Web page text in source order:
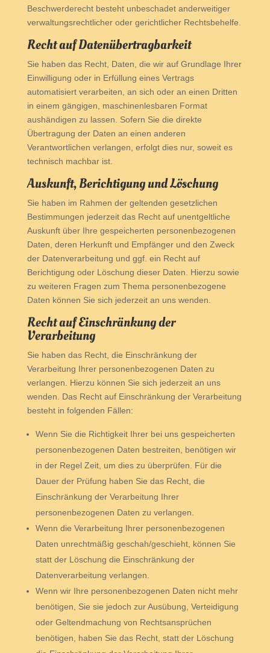
Beschwerderecht besteht unbeschadet anderweitiger
verwaltungsrechtlicher oder gerichtlicher Rechtsbehelfe.
Recht auf Daten­übertrag­barkeit
Sie haben das Recht, Daten, die wir auf Grundlage Ihrer
Einwilligung oder in Erfüllung eines Vertrags
automatisiert verarbeiten, an sich oder an einen Dritten
in einem gängigen, maschinenlesbaren Format
aushändigen zu lassen. Sofern Sie die direkte
Übertragung der Daten an einen anderen
Verantwortlichen verlangen, erfolgt dies nur, soweit es
technisch machbar ist.
Auskunft, Berichtigung und Löschung
Sie haben im Rahmen der geltenden gesetzlichen
Bestimmungen jederzeit das Recht auf unentgeltliche
Auskunft über Ihre gespeicherten personenbezogenen
Daten, deren Herkunft und Empfänger und den Zweck
der Datenverarbeitung und ggf. ein Recht auf
Berichtigung oder Löschung dieser Daten. Hierzu sowie
zu weiteren Fragen zum Thema personenbezogene
Daten können Sie sich jederzeit an uns wenden.
Recht auf Einschränkung der
Verarbeitung
Sie haben das Recht, die Einschränkung der
Verarbeitung Ihrer personenbezogenen Daten zu
verlangen. Hierzu können Sie sich jederzeit an uns
wenden. Das Recht auf Einschränkung der Verarbeitung
besteht in folgenden Fällen:
Wenn Sie die Richtigkeit Ihrer bei uns gespeicherten
personenbezogenen Daten bestreiten, benötigen wir
in der Regel Zeit, um dies zu überprüfen. Für die
Dauer der Prüfung haben Sie das Recht, die
Einschränkung der Verarbeitung Ihrer
personenbezogenen Daten zu verlangen.
Wenn die Verarbeitung Ihrer personenbezogenen
Daten unrechtmäßig geschah/geschieht, können Sie
statt der Löschung die Einschränkung der
Datenverarbeitung verlangen.
Wenn wir Ihre personenbezogenen Daten nicht mehr
benötigen, Sie sie jedoch zur Ausübung, Verteidigung
oder Geltendmachung von Rechtsansprüchen
benötigen, haben Sie das Recht, statt der Löschung